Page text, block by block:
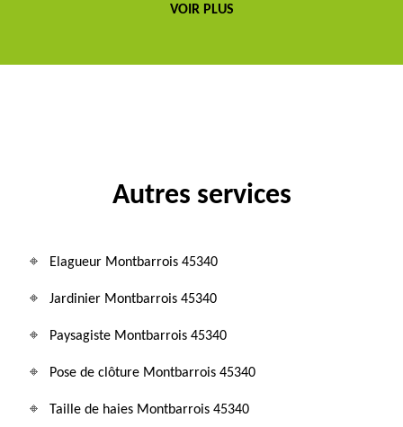
VOIR PLUS
Autres services
Elagueur Montbarrois 45340
Jardinier Montbarrois 45340
Paysagiste Montbarrois 45340
Pose de clôture Montbarrois 45340
Taille de haies Montbarrois 45340